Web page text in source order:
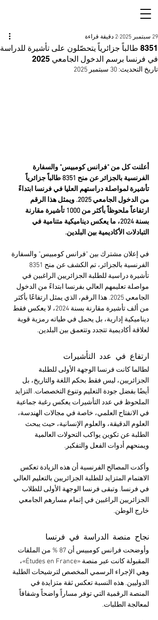
8351 طالباً جزائرياً يتحصّلون على تأشيرة للدراسة
في فرنسا برسم الدخول الجامعي 2025
29 سبتمبر 2025 2 دقيقة قراءة
تاريخ التحديث: 30 سبتمبر 2025
أعلنت كل من "فرانس كومبيس" والسفارة
الفرنسية بالجزائر عن منح 8351 طالباً جزائرياً
تأشيرة لمواصلة دراستهم العليا في فرنسا ابتداءً
من الدخول الجامعي 2025. ويمثل هذا الرقم
ارتفاعاً ملحوظاً بأكثر من 1000 تأشيرة مقارنة
بسنة 2024، ما يعكس ديناميكية متنامية في
التبادلات الأكاديمية بين البلدين.
في إعلان مشترك بين "فرانس كومبيس" والسفارة
تأشيرة دراسية للطلبة الجزائريين الراغبين في
مواصلة تعليمهم العالي بفرنسا ابتداءً من الدخول
الجامعي 2025. هذا الرقم، الذي يمثل ارتفاعًا بأكثر
من ألف تأشيرة مقارنة بسنة 2024، لا يعكس فقط
ديناميكية إدارية، بل يحمل في طياته رمزية قوية
لعلاقة أكاديمية تتجدد وتتعمق بين البلدين.
ارتفاع في عدد التأشيرات
لطالما كانت فرنسا الوجهة الأولى للطلبة
الجزائريين، ليس فقط بحكم اللغة والتاريخ، بل
أيضًا بفضل جودة التعليم وتنوع التخصصات. التزايد
الملحوظ في عدد التأشيرات يعكس رغبة جماعية
في الانفتاح العلمي، خاصة في مجالات الهندسة،
العلوم الدقيقة، والعلوم الإنسانية، حيث يبحث
الطلبة عن تكوين يواكب التحولات العالمية
ويمنحهم أدوات الفعل والتفكير.
وأكدت المصالح الفرنسية أن هذه الزيادة تعكس
الاهتمام المتزايد للطلبة الجزائريين بالتعليم العالي
في فرنسا. وتبقى فرنسا الوجهة الأولى للطلاب
الجزائريين الراغبين في إتمام مسارهم الجامعي
خارج الوطن.
نجاح منصة الدراسة في فرنسا
وأوضحت فرانس كومبيس أن 87 % من الملفات
المقبولة كانت عبر منصة «Études en France»،
وهي الإجراء الرسمي المخصص لترشيحات الطلبة
الدوليين. هذه النسبة تعكس ثقة متزايدة في
المنصة الرقمية التي توفر مساراً واضحاً وشفافاً
لمعالجة الطلبات.